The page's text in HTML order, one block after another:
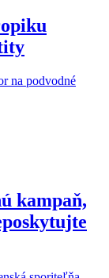
kampaň,